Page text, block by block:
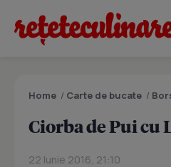
Home / Carte de bucate /
Ciorba de Pui cu
22 Iunie 2016, 21:10